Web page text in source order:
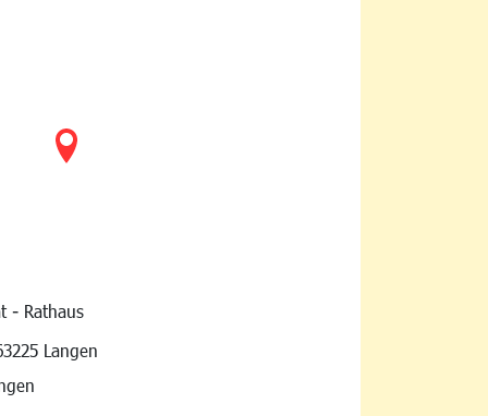
- Rathaus
Langen